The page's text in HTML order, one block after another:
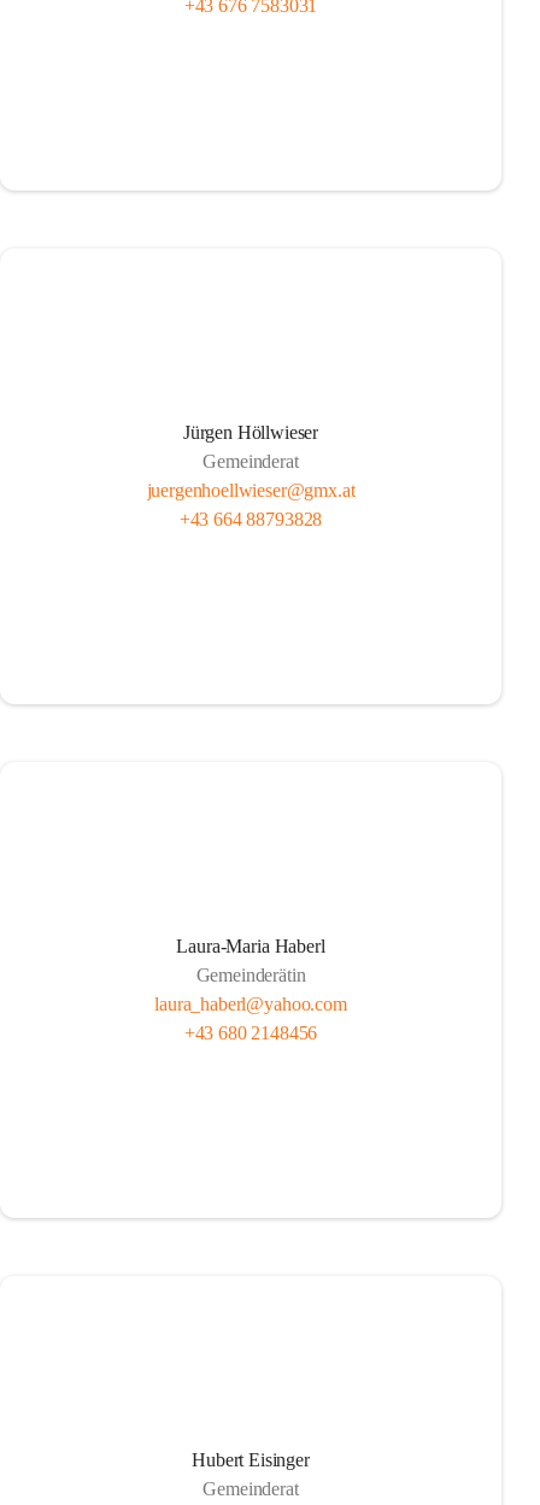
+43 676 7583031
Jürgen Höllwieser
Gemeinderat
juergenhoellwieser@gmx.at
+43 664 88793828
Laura-Maria Haberl
Gemeinderätin
laura_haberl@yahoo.com
+43 680 2148456
Hubert Eisinger
Gemeinderat